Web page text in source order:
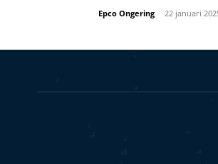
Epco Ongering - 22 januari